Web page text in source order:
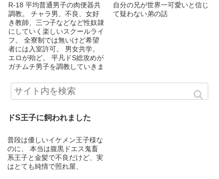
R-18 平均普通男子の肉便器共
調教。 チャラ男、不良、女好
き教師、三つ子などなど性奴隷
にしていく楽しいスクールライ
フ。 全寮制では無いけど希望
者には入室許可。 男女共学。
エロが殆ど。 平凡ドS総攻めが
ガチムチ男子を調教していきま
強め。
自分の兄が世界一可愛いと信じ
て疑わない弟の話
ドS王子に飼われました
普段は優しいイケメン王子様な
のに、 本当は腹黒ドエス鬼畜
系王子と金髪で不良だけど、実
はとても純情で照れ屋、